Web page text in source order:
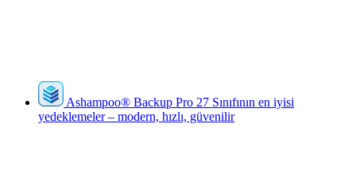
Ashampoo® Backup Pro 27 Sınıfının en iyisi
yedeklemeler – modern, hızlı, güvenilir